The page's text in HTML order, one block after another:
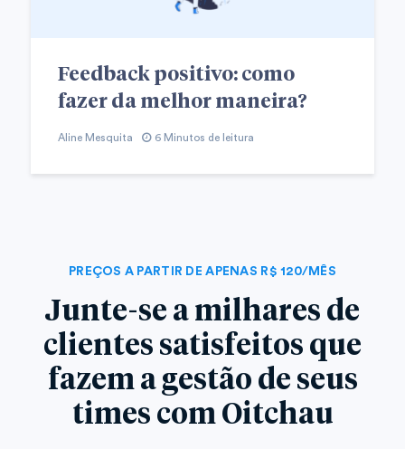
Feedback positivo: como
fazer da melhor maneira?
Aline Mesquita 6 Minutos de leitura
PREÇOS A PARTIR DE APENAS R$ 120/MÊS
Junte-se a milhares de
clientes satisfeitos que
fazem a gestão de seus
times com Oitchau